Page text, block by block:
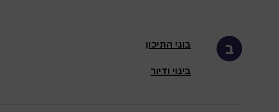
ב בוני התיכון
בינוי ודיור